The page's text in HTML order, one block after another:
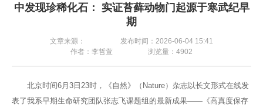
中发现珍稀化石： 实证苔藓动物门起源于寒武纪早
期
文章来源：
发布时间：2026-06-04 15:41
作者：李哲萱
浏览量： 4902
北京时间6月3日23时，《自然》（Nature）杂志以长文形式在线发
表了我系早期生命研究团队张志飞课题组的最新成果——《高真度保存